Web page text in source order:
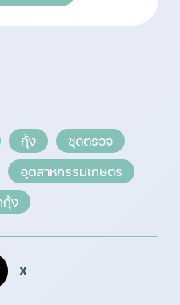
กุ้ง
ชุดตรวจ
อุตสาหกรรมเกษตร
กุ้ง
X